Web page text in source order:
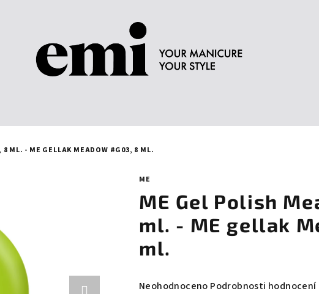
ML. - ME GELLAK MEADOW #G03, 8 ML.
ME
ME Gel Polish
ml. - ME gellak
ml.
Průměrné
Neohodnoceno Podrobnosti hodnocení